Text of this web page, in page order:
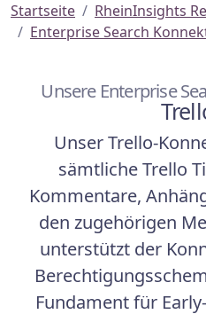
Startseite
RheinInsights
Enterprise Search
Unsere Enterprise
Unser Trello-
sämtliche Trello
Kommentare,
den zugehörigen
unterstützt der
Fundament für